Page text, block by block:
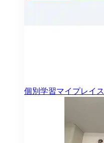
個別学習マイプレイス